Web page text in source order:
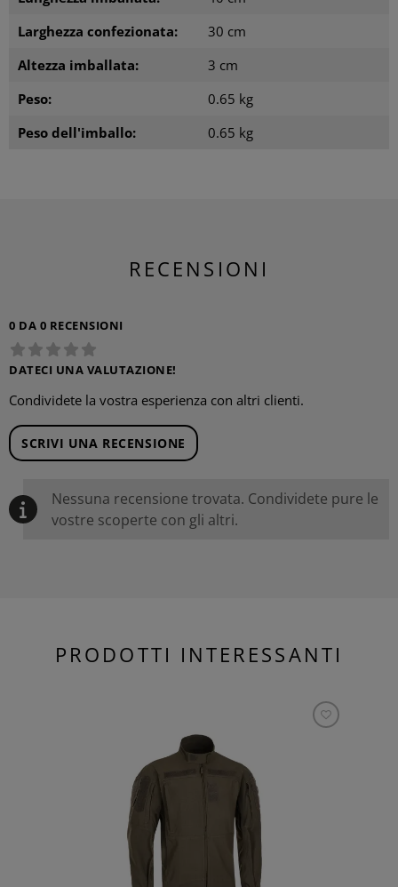
Larghezza confezionata:
30 cm
Altezza imballata:
3 cm
Peso:
0.65 kg
Peso dell'imballo:
0.65 kg
RECENSIONI
0 DA 0 RECENSIONI
DATECI UNA VALUTAZIONE!
Condividete la vostra esperienza con altri clienti.
SCRIVI UNA RECENSIONE
Nessuna recensione trovata. Condividete pure le
vostre scoperte con gli altri.
PRODOTTI INTERESSANTI